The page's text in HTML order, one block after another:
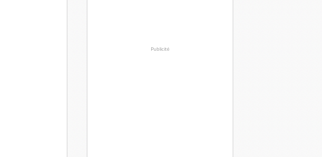
Publicité